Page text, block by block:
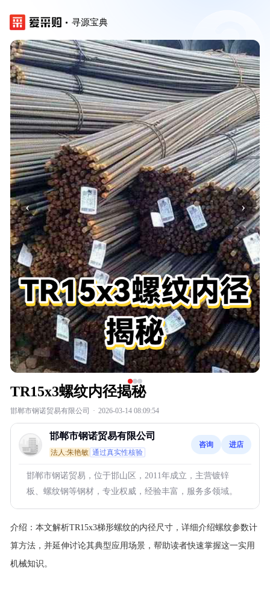
寻源宝典
‹ ›
TR15x3螺纹内径揭秘
邯郸市钢诺贸易有限公司 · 2026-03-14 08:09:54
邯郸市钢诺贸易有限公司
法人:朱艳敏 通过真实性核验
咨询 进店
邯郸市钢诺贸易，位于邯山区，2011年成立，主营镀锌
板、螺纹钢等钢材，专业权威，经验丰富，服务多领域。
介绍： 本文解析TR15x3梯形螺纹的内径尺寸，详细介绍螺纹参数计
算方法，并延伸讨论其典型应用场景，帮助读者快速掌握这一实用
机械知识。